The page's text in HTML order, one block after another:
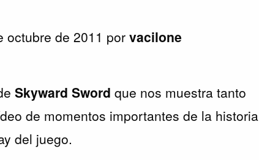
octubre de 2011 porvacilone
Skyward Sword que nos muestra tanto
de momentos importantes de la historia
del juego.